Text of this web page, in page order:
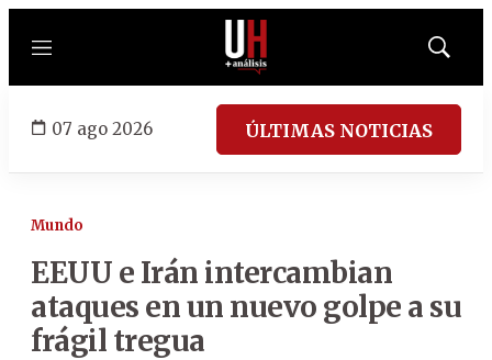
Menú
Mostrar
07 ago 2026 ÚLTIMAS NOTICIAS
Mundo
EEUU e Irán intercambian
ataques en un nuevo golpe a su
frágil tregua